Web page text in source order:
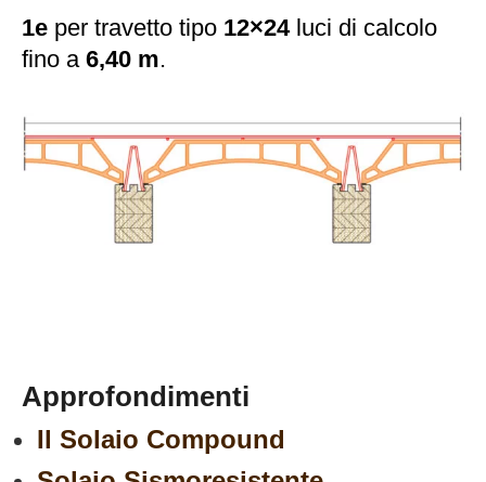
1e per travetto tipo 12×24luci di calcolo
fino a 6,40 m.
Approfondimenti
Il Solaio Compound